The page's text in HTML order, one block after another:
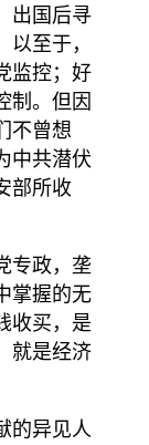
出国后寻
至于，
监控；好
制。但因
不曾想
中共潜伏
部所收
专政，垄
掌握的无
收买，是
就是经济
的异见人